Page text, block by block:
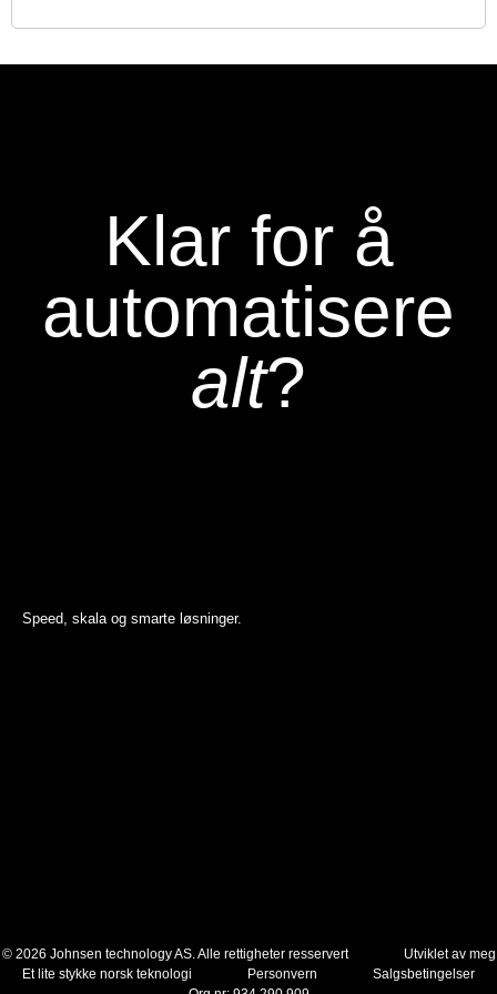
Klar for å
automatisere
alt?
Speed, skala og smarte løsninger.
© 2026 Johnsen technology AS. Alle rettigheter resservert
Utviklet av meg
Et lite stykke norsk teknologi
Personvern
Salgsbetingelser